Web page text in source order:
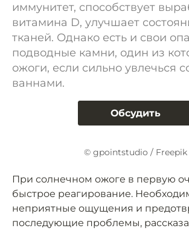
иммунитет, способствует
витамина D, улучшает
тканей. Однако есть и свои
подводные камни, один из
ожоги, если сильно увлечься
ваннами.
Обсудить
© gpointstudio / Freepik
При солнечном ожоге в первую
быстрое реагирование.
неприятные ощущения и
последующие проблемы,